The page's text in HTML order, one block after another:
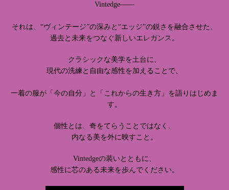
Vintedge——
それは、“ヴィンテージ”の深みと“エッジ”の鋭さを融合させた、
過去と未来をつなぐ新しいエレガンス。
クラシックな美学を土台に、
現代の洗練と自由な感性を加えることで、
一着の服が「今の自分」と「これからの生き方」を語りはじめま
す。
個性とは、奇をてらうことではなく、
内なる美を外に映すこと。
Vintedgeの装いとともに、
感性に芯のある未来を歩んでください。